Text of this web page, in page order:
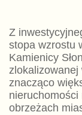
Z
stopa wzrostu
Kamienicy
zlokalizowanej
znacząco
obrzeżach